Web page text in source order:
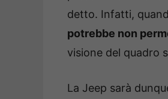
detto. Infatti,
potrebbe non
visione del quadro
La Jeep sarà